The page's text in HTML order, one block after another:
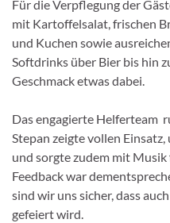
Für die Verpflegung der
mit Kartoffelsalat, frischen
und Kuchen sowie
Softdrinks über Bier bis hin
Geschmack etwas dabei.
Das engagierte Helferteam
Stepan zeigte vollen
und sorgte zudem mit
Feedback war
sind wir uns sicher, dass
gefeiert wird.